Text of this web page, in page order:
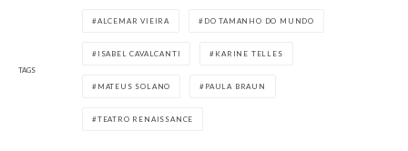
TAGS
ALCEMAR VIEIRA DO TAMANHO DO MUNDO
ISABEL CAVALCANTI KARINE TELLES
MATEUS SOLANO PAULA BRAUN
TEATRO RENAISSANCE